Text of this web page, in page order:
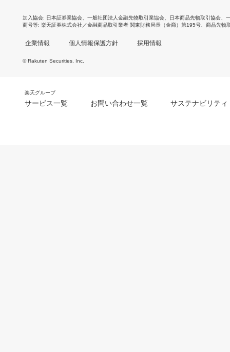
加入協会 日本証券業協会 一般社団法人金融先物取引業協会 日本商品先物取引協会
商号等 楽天証券株式会社／金融商品取引業者 関東財務局長（金商）第195号、商品先物
企業情報 個人情報保護方針 採用情報
© Rakuten Securities, Inc.
楽天グループ
サービス一覧 お問い合わせ一覧 サステナビリティ